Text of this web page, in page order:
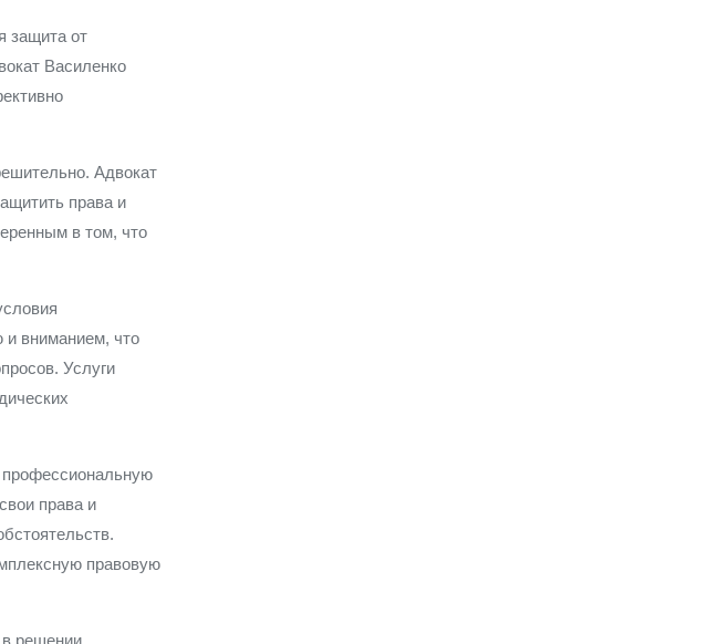
защита от
Василенко
Адвокат
права и
в том, что
и вниманием, что
Услуги
права и
правовую
решении